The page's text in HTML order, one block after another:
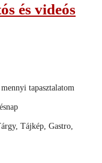
és videós
tapasztalatom
Tájkép, Gastro,